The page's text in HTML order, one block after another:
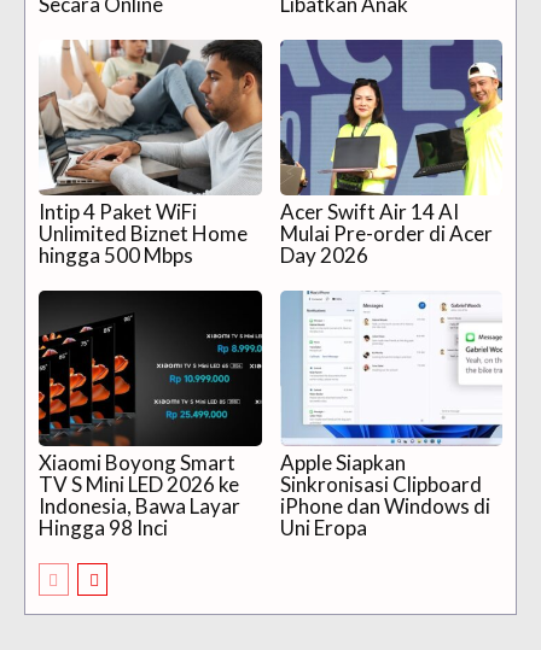
Intip 4 Paket WiFi
Unlimited Biznet Home
hingga 500 Mbps
Acer Swift Air 14 AI
Mulai Pre-order di Acer
Day 2026
Xiaomi Boyong Smart
TV S Mini LED 2026 ke
Indonesia, Bawa Layar
Hingga 98 Inci
Apple Siapkan
Sinkronisasi Clipboard
iPhone dan Windows di
Uni Eropa